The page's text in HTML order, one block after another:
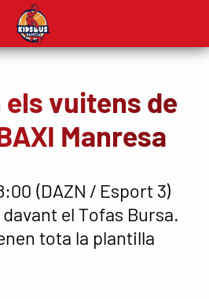
vuitens de
Manresa
(DAZN / Esport 3)
el Tofas Bursa.
tota la plantilla